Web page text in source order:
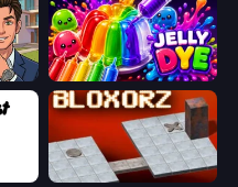
Life Simulator: Road to Riches Jelly Dye
Bloxorz